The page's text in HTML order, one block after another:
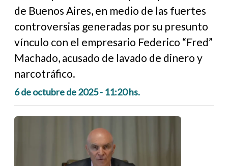
de Buenos Aires, en medio de las fuertes
controversias generadas por su presunto
vínculo con el empresario Federico “Fred”
Machado, acusado de lavado de dinero y
narcotráfico.
6 de octubre de 2025 - 11:20 hs.